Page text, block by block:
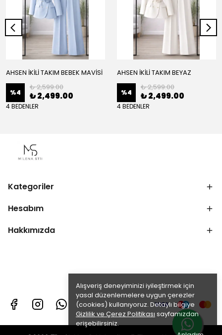
Alışveriş deneyiminizi iyileştirmek için
yasal düzenlemelere uygun çerezler
(cookies) kullanıyoruz. Detaylı bilgiye
Gizlilik ve Çerez Politikası sayfamızdan
erişebilirsiniz.
AHSEN İKİLİ TAKIM BEBEK MAVİSİ
%4
₺ 2,599.00
₺ 2,499.00
4 BEDENLER
AHSEN İKİLİ TAKIM BEYAZ
%4
₺ 2,599.00
₺ 2,499.00
4 BEDENLER
Kategoriler
Hesabım
Hakkımızda